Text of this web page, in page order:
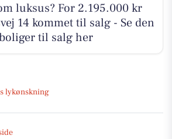
luksus? For 2.195.000 kr
14 kommet til salg - Se den
til salg her
lykønskning